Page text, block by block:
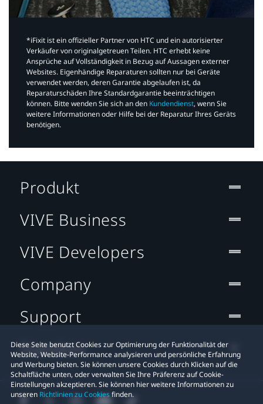
*iFixit ist ein offizieller Partner von HTC und ein autorisierter
Verkäufer von originalgetreuen Teilen. HTC erhebt keine
Ansprüche auf Vollständigkeit in Bezug auf Aussagen externer
Websites. Eigenhändige Reparaturen sollten nur bei Geräte
verwendet werden, deren Garantie abgelaufen ist, da
Reparaturschäden Ihre Standardgarantie beeinträchtigen
können. Bitte wenden Sie sich an den Kundendienst, wenn Sie
weitere Informationen oder Hilfe bei der Reparatur Ihres Geräts
benötigen.​
Diese Seite benutzt Cookies zur Optimierung der Funktionalität der
Website, Website-Performance analysieren und persönliche Erfahrung
und Werbung bieten. Sie können unsere Cookies durch Klicken auf die
Schaltfläche unten, oder verwalten Sie Ihre Präferenz auf Cookie-
Einstellungen akzeptieren. Sie können hier weitere Informationen zu
unseren Richtlinien zu Cookiesfinden.
Produkt
VIVE Business
VIVE Developers
Company
Support
Standort